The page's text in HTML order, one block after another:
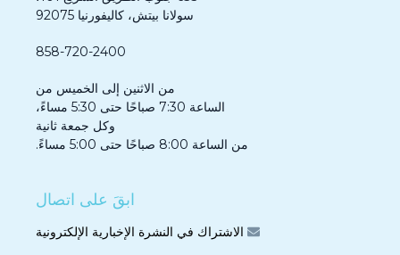
سولانا بيتش، كاليفورنيا 92075
858-720-2400
من الاثنين إلى الخميس من
الساعة 7:30 صباحًا حتى 5:30 مساءً،
وكل جمعة ثانية
من الساعة 8:00 صباحًا حتى 5:00 مساءً.
ابقَ على اتصال
الاشتراك في النشرة الإخبارية الإلكترونية